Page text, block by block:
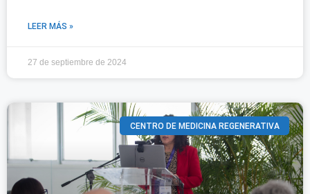
LEER MÁS »
27 de septiembre de 2024
CENTRO DE MEDICINA REGENERATIVA